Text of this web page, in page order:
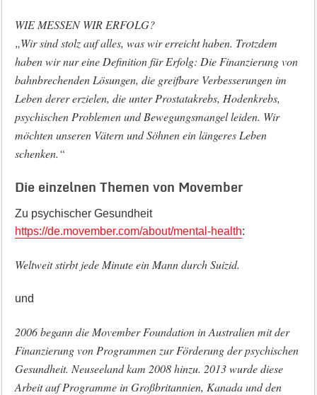
WIE MESSEN WIR ERFOLG?
„Wir sind stolz auf alles, was wir erreicht haben. Trotzdem
haben wir nur eine Definition für Erfolg: Die Finanzierung von
bahnbrechenden Lösungen, die greifbare Verbesserungen im
Leben derer erzielen, die unter Prostatakrebs, Hodenkrebs,
psychischen Problemen und Bewegungsmangel leiden. Wir
möchten unseren Vätern und Söhnen ein längeres Leben
schenken.“
Die einzelnen Themen von Movember
Zu psychischer Gesundheit
https://de.movember.com/about/mental-health:
Weltweit stirbt jede Minute ein Mann durch Suizid.
und
2006 begann die Movember Foundation in Australien mit der
Finanzierung von Programmen zur Förderung der psychischen
Gesundheit. Neuseeland kam 2008 hinzu. 2013 wurde diese
Arbeit auf Programme in Großbritannien, Kanada und den